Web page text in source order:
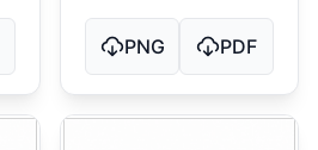
PNG PDF